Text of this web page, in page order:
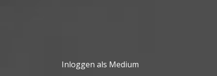
Inloggen als Medium